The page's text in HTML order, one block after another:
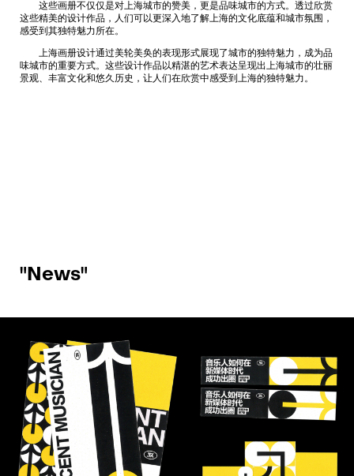
这些画册不仅仅是对上海城市的赞美，更是品味城市的方式。透过欣赏
这些精美的设计作品，人们可以更深入地了解上海的文化底蕴和城市氛围，
感受到其独特魅力所在。
上海画册设计通过美轮美奂的表现形式展现了城市的独特魅力，成为品
味城市的重要方式。这些设计作品以精湛的艺术表达呈现出上海城市的壮丽
景观、丰富文化和悠久历史，让人们在欣赏中感受到上海的独特魅力。
"News"